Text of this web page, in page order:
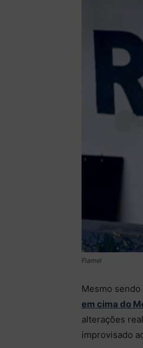
Flamel
Mesmo
em cima do
alterações
improvisado